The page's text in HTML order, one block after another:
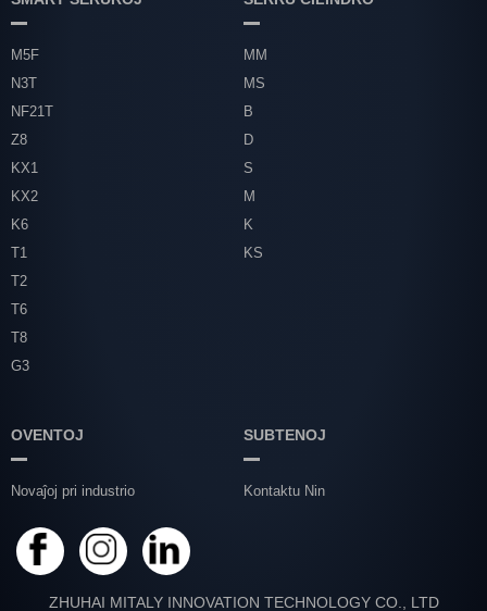
M5F
N3T
NF21T
Z8
KX1
KX2
K6
T1
T2
T6
T8
G3
MM
MS
B
D
S
M
K
KS
OVENTOJ
Novaĵoj pri industrio
SUBTENOJ
Kontaktu Nin
ZHUHAI MITALY INNOVATION TECHNOLOGY CO., LTD